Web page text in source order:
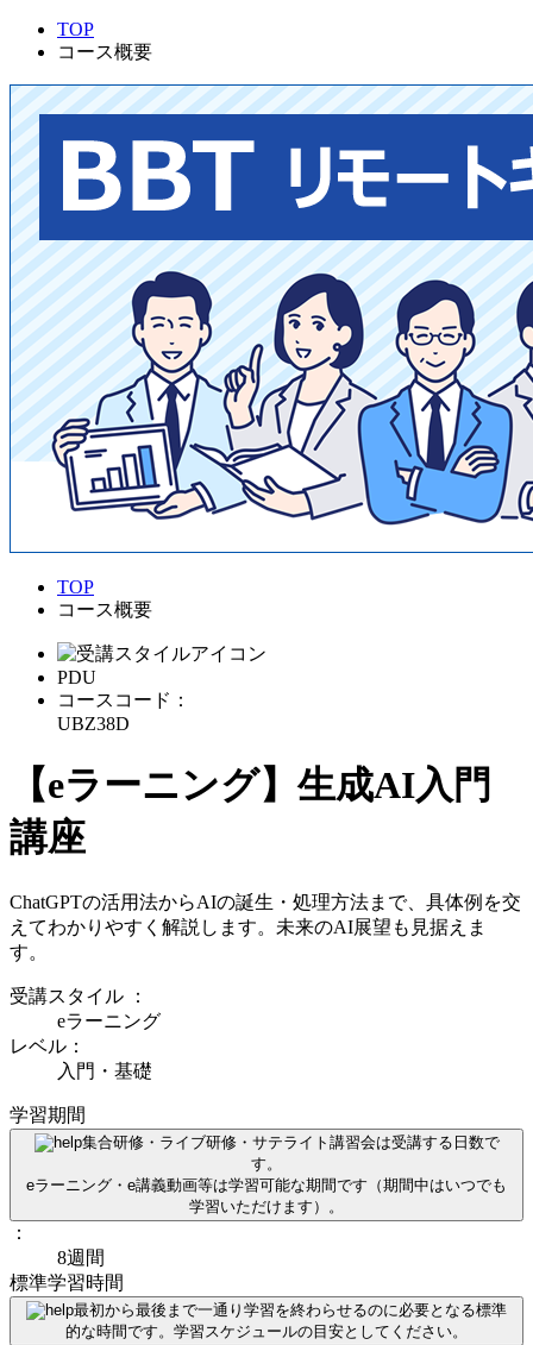
TOP
コース概要
TOP
コース概要
PDU
コースコード：
UBZ38D
【eラーニング】生成AI入門
講座
ChatGPTの活用法からAIの誕生・処理方法まで、具体例を交
えてわかりやすく解説します。未来のAI展望も見据えま
す。
受講スタイル ：
eラーニング
レベル：
入門・基礎
学習期間
集合研修・ライブ研修・サテライト講習会は受講する日数で
す。
eラーニング・e講義動画等は学習可能な期間です（期間中はいつでも
学習いただけます）。
：
8週間
標準学習時間
最初から最後まで一通り学習を終わらせるのに必要となる標準
的な時間です。学習スケジュールの目安としてください。